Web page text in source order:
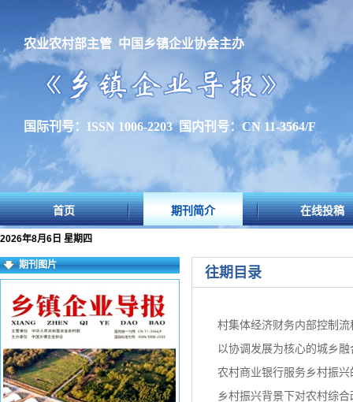
农业农村部主管 中国乡镇企业协会主办
国际刊号：ISSN 1006-2203 国内刊号：CN 11-3564/F
首页 期刊简介 在线投稿
2026年8月6日 星期四
期刊图片 往期目录
村集体经济财务内部控制
以协调发展为核心的城乡
农村商业银行服务乡村振
乡村振兴背景下对农村综